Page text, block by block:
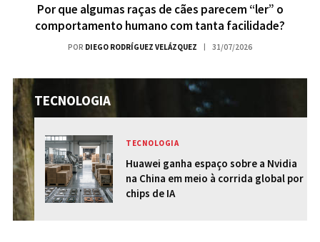
Por que algumas raças de cães parecem “ler” o
comportamento humano com tanta facilidade?
POR DIEGO RODRÍGUEZ VELÁZQUEZ 31/07/2026
TECNOLOGIA
TECNOLOGIA
Huawei ganha espaço sobre a Nvidia
na China em meio à corrida global por
chips de IA